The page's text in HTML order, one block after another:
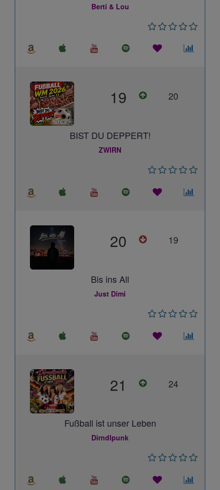
Berti & Lou
19 20
BIST DU DEPPERT!
ZWIRN
20 19
Bis ins All
Just Dimi
21 24
Fußball ist unser Leben
Dirndlpunk